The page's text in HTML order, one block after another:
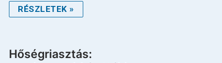
RÉSZLETEK »
Hőségriasztás: